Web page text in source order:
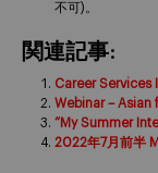
不可)。
関連記事:
Career Services
Webinar – Asian
“My Summer
2022年7月前半